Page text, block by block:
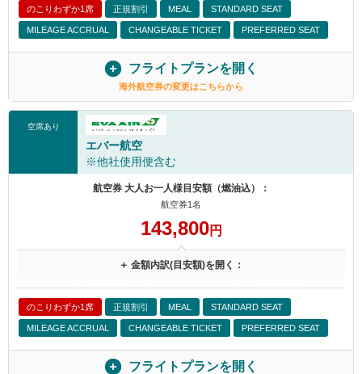
のこりわずか1席 正規割引 MEAL STANDARD SEAT
MILEAGE ACCRUAL CHANGEABLE TICKET PREFERRED SEAT
フライトプランを開く
海外航空券の変更はこちらから
空席あり
エバー航空
※他社使用便含む
航空券 大人お一人様目安額（燃油込）：
航空券1名
143,800円
＋ 金額内訳(目安額)を開く：
のこりわずか1席 正規割引 MEAL STANDARD SEAT
MILEAGE ACCRUAL CHANGEABLE TICKET PREFERRED SEAT
フライトプランを開く